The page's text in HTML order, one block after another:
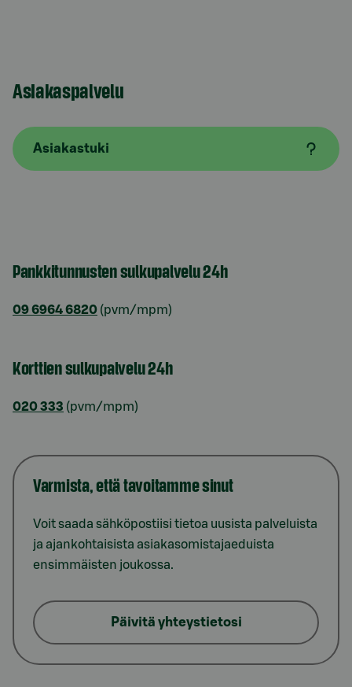
Asiakaspalvelu
Asiakastuki
Pankkitunnusten sulkupalvelu 24h
09 6964 6820 (pvm/mpm)
Korttien sulkupalvelu 24h
020 333 (pvm/mpm)
Varmista, että tavoitamme sinut
Voit saada sähköpostiisi tietoa uusista palveluista
ja ajankohtaisista asiakasomistajaeduista
ensimmäisten joukossa.
Päivitä yhteystietosi